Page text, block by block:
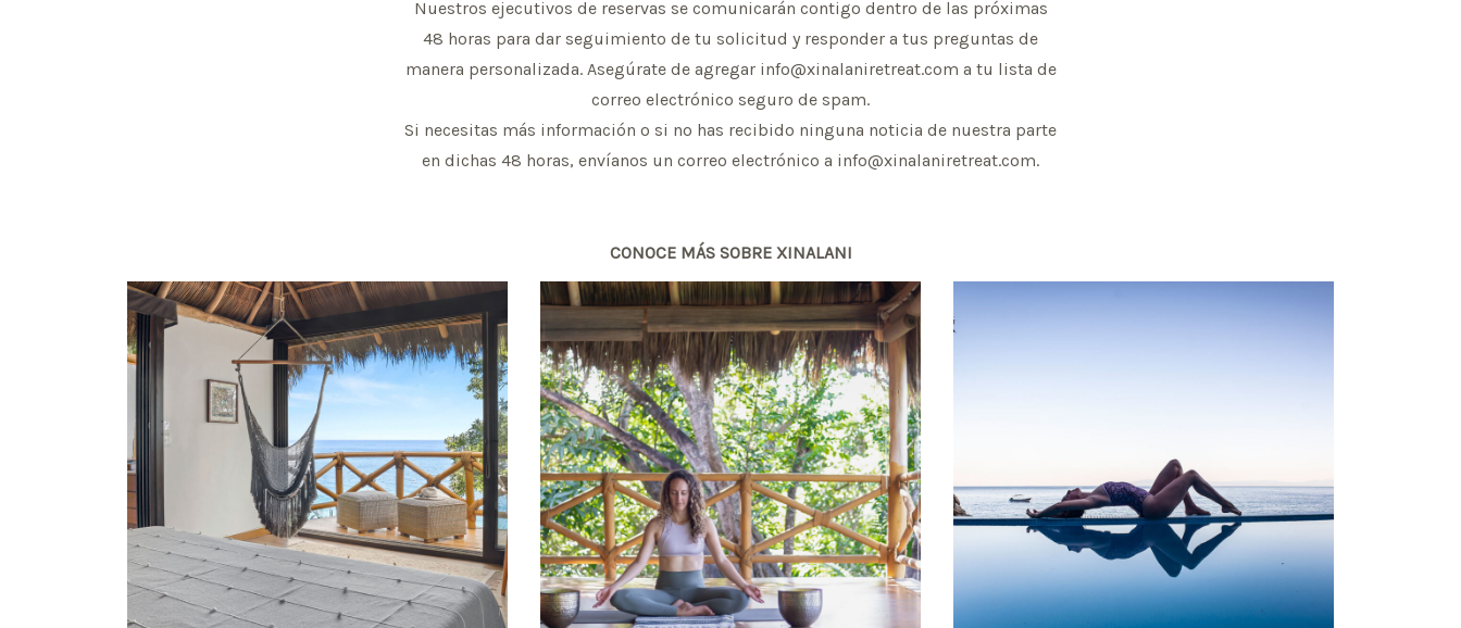
Nuestros ejecutivos de reservas se comunicarán contigo dentro de las próximas
48 horas para dar seguimiento de tu solicitud y responder a tus preguntas de
manera personalizada. Asegúrate de agregar info@xinalaniretreat.com a tu lista de
correo electrónico seguro de spam.
Si necesitas más información o si no has recibido ninguna noticia de nuestra parte
en dichas 48 horas, envíanos un correo electrónico a info@xinalaniretreat.com.
CONOCE MÁS SOBRE XINALANI